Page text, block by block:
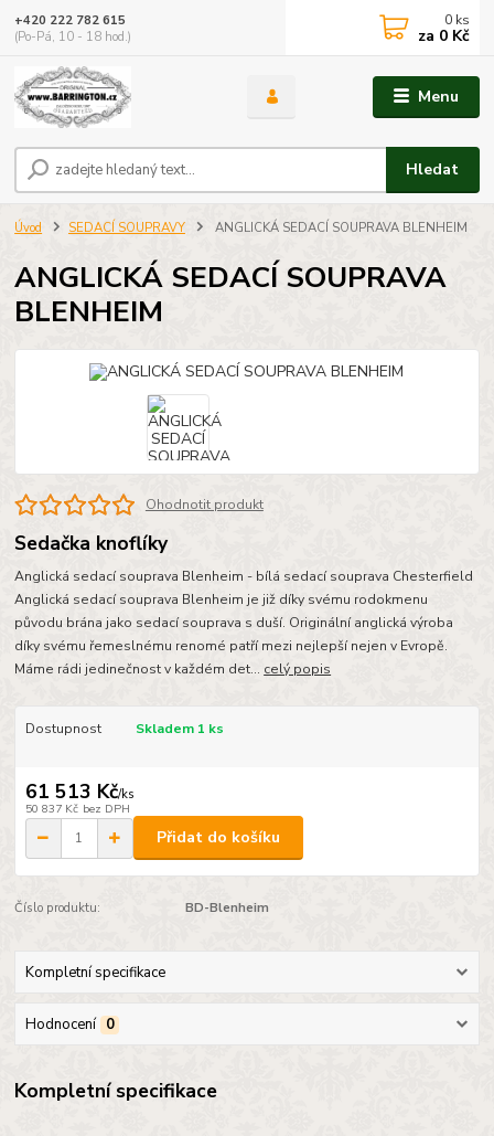
Menu
Hledat
+420 222 782 615
(Po-Pá, 10 - 18 hod.)
0 ks
za 0 Kč
Úvod SEDACÍ SOUPRAVY ANGLICKÁ SEDACÍ SOUPRAVA BLENHEIM
ANGLICKÁ SEDACÍ SOUPRAVA
BLENHEIM
Ohodnotit produkt
Sedačka knoflíky
Anglická sedací souprava Blenheim - bílá sedací souprava Chesterfield
Anglická sedací souprava Blenheim je již díky svému rodokmenu
původu brána jako sedací souprava s duší. Originální anglická výroba
díky svému řemeslnému renomé patří mezi nejlepší nejen v Evropě.
Máme rádi jedinečnost v každém det... celý popis
Dostupnost Skladem 1 ks
61 513 Kč/ks
50 837 Kč bez DPH
Přidat do košíku
Číslo produktu: BD-Blenheim
Kompletní specifikace
Hodnocení 0
Kompletní specifikace